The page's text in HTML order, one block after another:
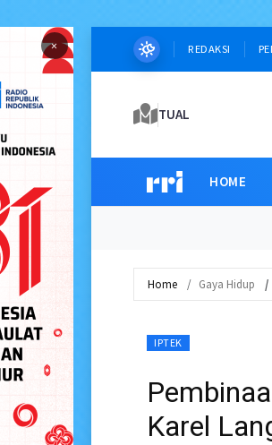
× REDAKSI
TUAL
HOME
Home Gaya Hidup
IPTEK
Karel